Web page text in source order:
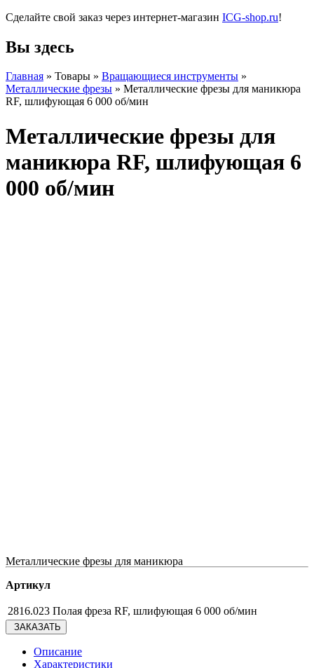
Сделайте свой заказ через интернет-магазин ICG-shop.ru!
Вы здесь
Главная » Товары » Вращающиеся инструменты »
Металлические фрезы » Металлические фрезы для маникюра
RF, шлифующая 6 000 об/мин
Металлические фрезы для
маникюра RF, шлифующая 6
000 об/мин
Металлические фрезы для маникюра
Артикул
2816.023 Полая фреза RF, шлифующая 6 000 об/мин
ЗАКАЗАТЬ
Описание
Характеристики